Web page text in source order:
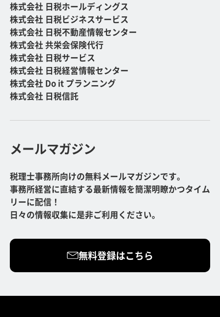
株式会社 日税ホールディングス
株式会社 日税ビジネスサービス
株式会社 日税不動産情報センター
株式会社 共栄会保険代行
株式会社 日税サービス
株式会社 日税経営情報センター
株式会社 Do it プランニング
株式会社 日税信託
メールマガジン
税理士事務所向けの無料メールマガジンです。
事務所経営に直結する最新情報を簡潔明瞭かつタイム
リーに配信！
日々の情報収集に是非ご利用ください。
無料登録はこちら